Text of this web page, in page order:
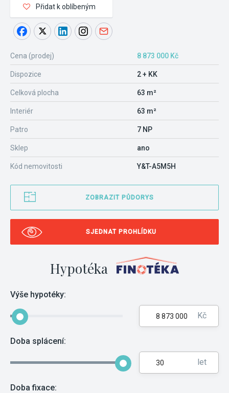
Přidat k oblíbeným
Cena (prodej) 8 873 000 Kč
Dispozice 2 + KK
Celková plocha 63 m²
Interiér 63 m²
Patro 7 NP
Sklep ano
Kód nemovitosti Y&T-A5M5H
ZOBRAZIT PŮDORYS
SJEDNAT PROHLÍDKU
Hypotéka
Výše hypotéky:
Kč
Doba splácení:
let
Doba fixace: